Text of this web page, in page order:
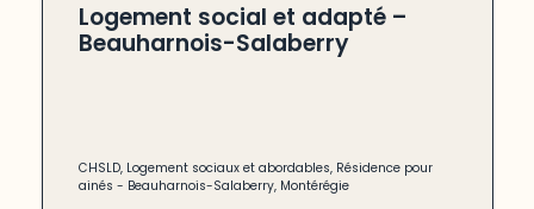
Logement social et adapté –
Beauharnois-Salaberry
CHSLD, Logement sociaux et abordables, Résidence pour
ainés - Beauharnois-Salaberry, Montérégie